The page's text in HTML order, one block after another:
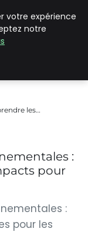
les…
:
pour
:
pour les
votre expérience
notre